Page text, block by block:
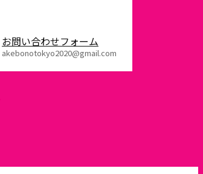
お問い合わせフォーム
akebonotokyo2020@gmail.com